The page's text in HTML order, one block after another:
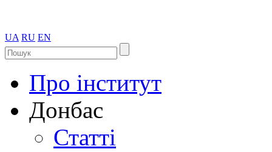
UA RU EN
Про інститут
Донбас
Статті